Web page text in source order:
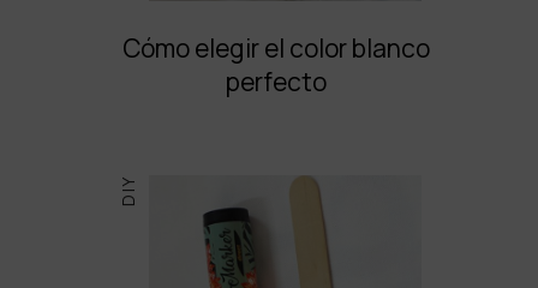
Cómo elegir el color blanco
perfecto
DIY